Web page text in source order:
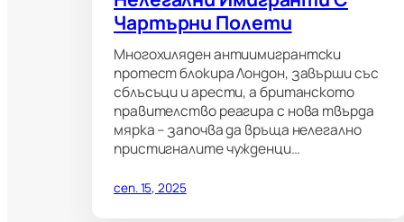
Чартърни Полети
Многохиляден антиимигрантски
протест блокира Лондон, завърши със
сблъсъци и арести, а британското
правителство реагира с нова твърда
мярка – започва да връща нелегално
пристигналите чужденци…
сеп. 15, 2025